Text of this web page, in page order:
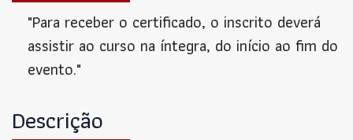
"Para receber o certificado, o inscrito deverá
assistir ao curso na íntegra, do início ao fim do
evento."
Descrição